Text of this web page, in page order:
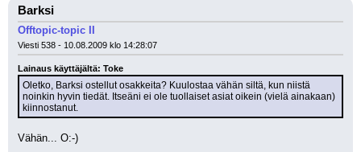
Barksi
Offtopic-topic II
Viesti 538 - 10.08.2009 klo 14:28:07
Lainaus käyttäjältä: Toke
Oletko, Barksi ostellut osakkeita? Kuulostaa vähän siltä, kun niistä
noinkin hyvin tiedät. Itseäni ei ole tuollaiset asiat oikein (vielä ainakaan)
kiinnostanut.
Vähän... O:-)